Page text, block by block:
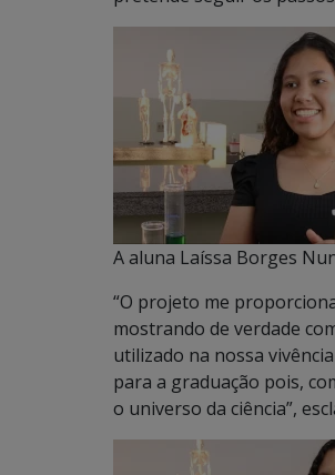
A aluna Laíssa Borges
“O projeto me
mostrando de verdade
utilizado na nossa
para a graduação pois,
o universo da ciência”,